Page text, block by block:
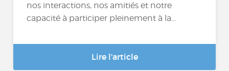
nos interactions, nos amitiés et notre
capacité à participer pleinement à la...
Lire l'article